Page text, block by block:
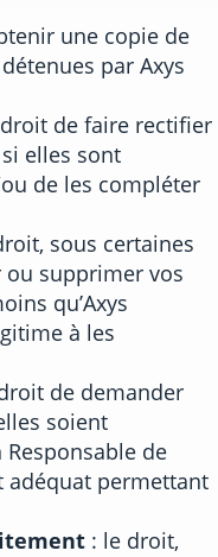
une copie de
par Axys
de faire rectifier
elles sont
de les compléter
sous certaines
supprimer vos
qu’Axys
à les
de demander
soient
de
permettant
: le droit,